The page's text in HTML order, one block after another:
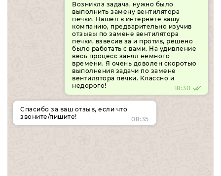
Возникла задача, нужно было
выполнить замену вентилятора
печки. Нашел в интернете вашу
компанию, предварительно изучив
отзывы по замене вентилятора
печки, взвесив за и против, решено
было работать с вами. На удивление
весь процесс занял немного
времени. Я очень доволен скоротью
выполнения задачи по замене
вентилятора печки. Классно и
недорого!
18:30
Спасибо за ваш отзыв, если что
звоните/пишите!
08:35